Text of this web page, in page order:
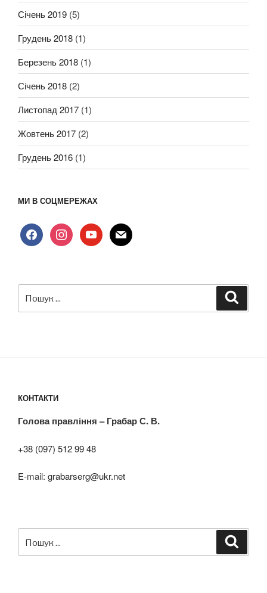
Січень 2019 (5)
Грудень 2018 (1)
Березень 2018 (1)
Січень 2018 (2)
Листопад 2017 (1)
Жовтень 2017 (2)
Грудень 2016 (1)
МИ В СОЦМЕРЕЖАХ
facebookinstagramyoutubemail
за
КОНТАКТИ
Голова правління – Грабар С. В.
+38 (097) 512 99 48
E-mail: grabarserg@ukr.net
за